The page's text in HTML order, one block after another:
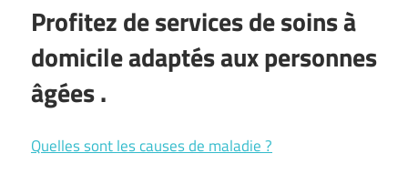
Profitez deservices de soins à
domicile adaptés aux personnes
âgées.
Quelles sont les causes de maladie ?